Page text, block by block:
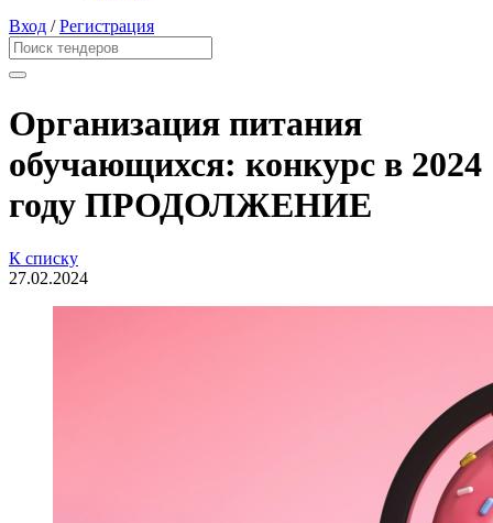
Вход /Регистрация
Организация питания
обучающихся: конкурс в 2024
году ПРОДОЛЖЕНИЕ
К списку
27.02.2024